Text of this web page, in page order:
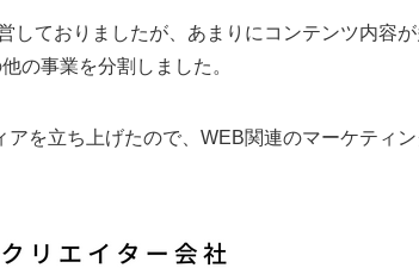
しておりましたが、あまりにコンテンツ内容が
の事業を分割しました。
を立ち上げたので、WEB関連のマーケティ